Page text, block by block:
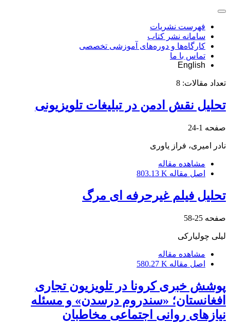
فهرست نشریات
سامانه نشر کتاب
کارگاه‌ها و دوره‌های آموزشی تخصصی
تماس با ما
English
تعداد مقالات: 8
تحلیل نقش ادمن در تبلیغات تلویزیونی
صفحه 1-24
نادر امیری، فراز یاوری
مشاهده مقاله
اصل مقاله 803.13 K
تحلیل فیلم غیرحرفه ای مرگ
صفحه 25-58
لیلی چولیارکی
مشاهده مقاله
اصل مقاله 580.27 K
پوشش خبری کرونا در تلویزیون تجاری
افغانستان؛ «سندروم درسدن» و مسئله
نیازهای روانی اجتماعی مخاطبان